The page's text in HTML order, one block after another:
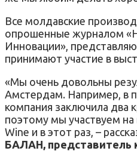
Все молдавские
опрошенные журналом
Инновации»,
принимают участие в
«Мы очень довольны
Амстердам. Например, в
компания заключила два
поэтому мы участвуем
Wine и в этот раз, –
БАЛАН, представитель